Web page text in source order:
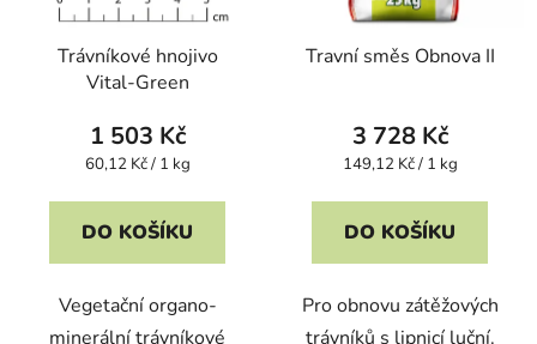
Trávníkové hnojivo
Vital-Green
1 503 Kč
Měrná
60,12 Kč / 1 kg
DO KOŠÍKU
Vegetační organo-
minerální trávníkové
Travní směs Obnova II
3 728 Kč
Měrná
149,12 Kč / 1 kg
DO KOŠÍKU
Pro obnovu zátěžových
trávníků s lipnicí luční.